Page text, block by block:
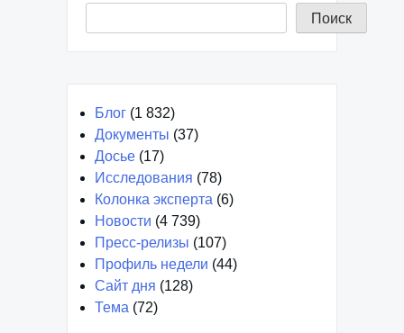
Поиск
Блог (1 832)
Документы (37)
Досье (17)
Исследования (78)
Колонка эксперта (6)
Новости (4 739)
Пресс-релизы (107)
Профиль недели (44)
Сайт дня (128)
Тема (72)